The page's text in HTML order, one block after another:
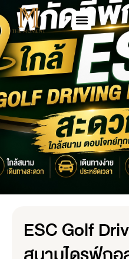
ESC Golf